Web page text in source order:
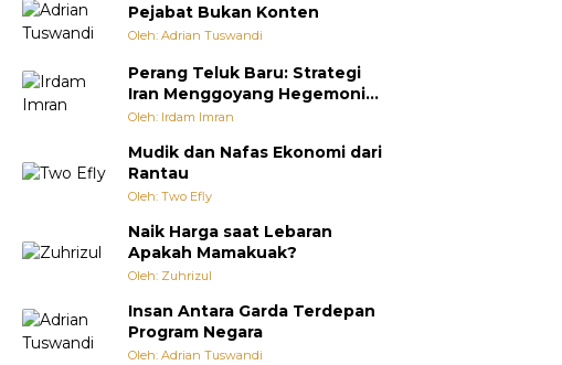
Pejabat Bukan Konten
Oleh: Adrian Tuswandi
Perang Teluk Baru: Strategi
Iran Menggoyang Hegemoni
AS dari Dalam
Oleh: Irdam Imran
Mudik dan Nafas Ekonomi dari
Rantau
Oleh: Two Efly
Naik Harga saat Lebaran
Apakah Mamakuak?
Oleh: Zuhrizul
Insan Antara Garda Terdepan
Program Negara
Oleh: Adrian Tuswandi